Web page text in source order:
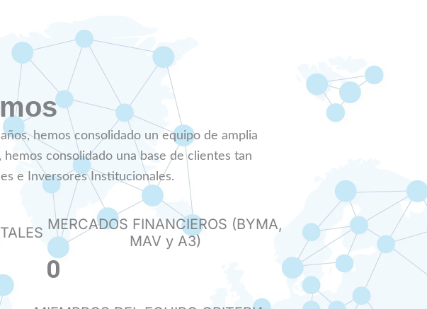
hemos consolidado un equipo de amplia
consolidado una base de clientes tan
e Inversores Institucionales.
MERCADOS FINANCIEROS (BYMA,
MAV y A3)
0